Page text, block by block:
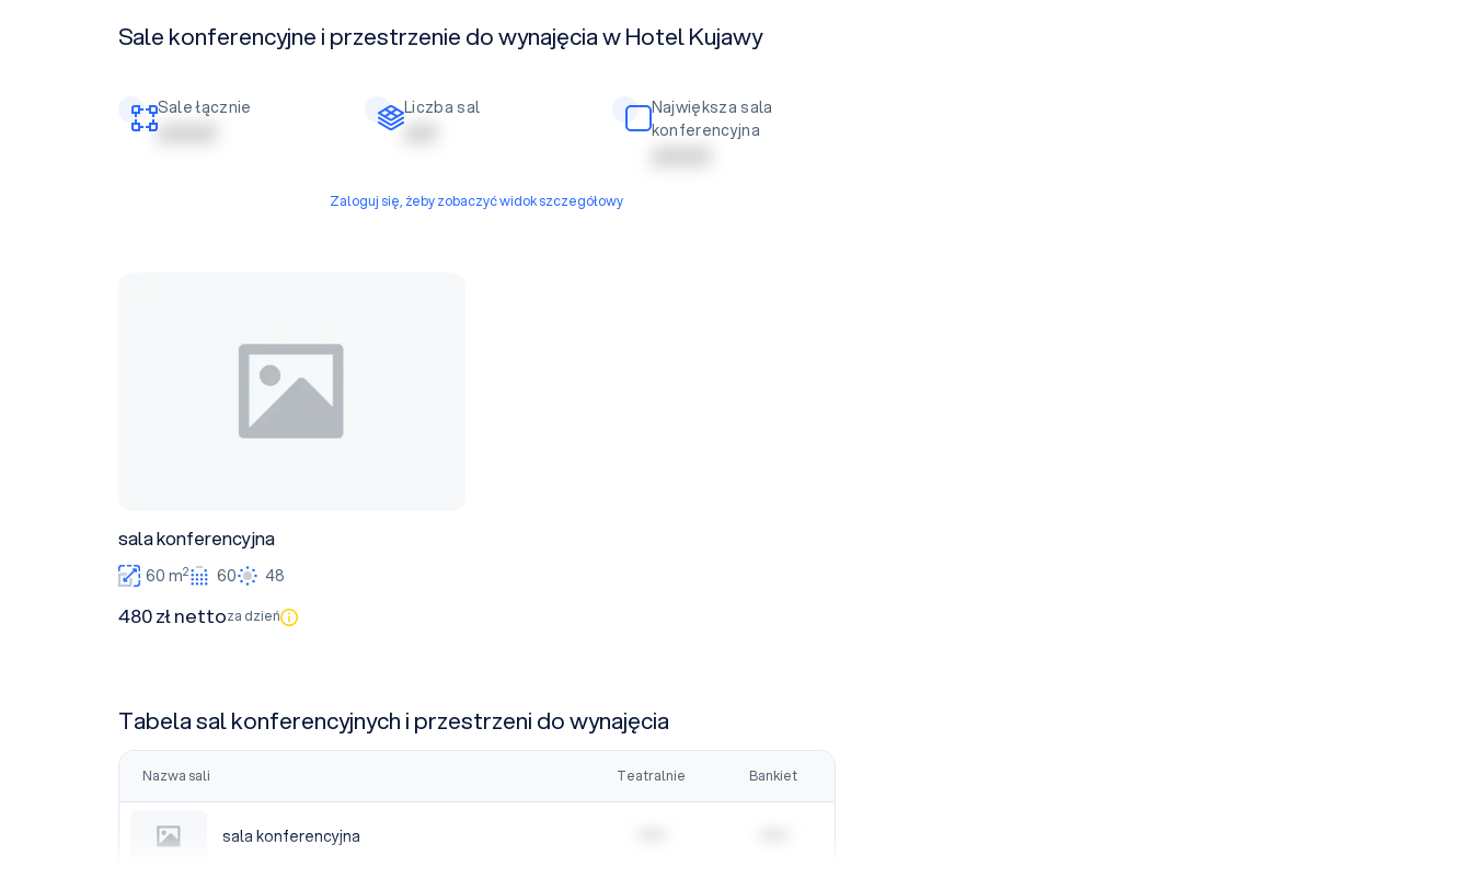
Sale konferencyjne i przestrzenie do wynajęcia w Hotel Kujawy
Sale łącznie
| | | | | | | | |
Liczba sal
Największa sala
konferencyjna
Zaloguj się, żeby zobaczyć widok szczegółowy
sala konferencyjna
60 m2 60 48
480 zł nettoza dzień
Tabela sal konferencyjnych i przestrzeni do wynajęcia
Nazwa sali Teatralnie Bankiet
sala konferencyjna
sala konferencyjna